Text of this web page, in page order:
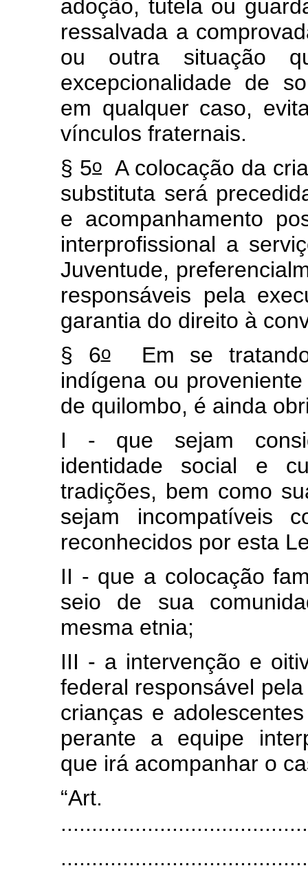
adoção, tutela ou
ressalvada a
ou outra situação
excepcionalidade de
em qualquer caso,
vínculos fraternais.
§ 5oA colocação da
substituta será
e acompanhamento
interprofissional a
Juventude,
responsáveis pela
garantia do direito à
§ 6oEm se tratando
indígena ou
de quilombo, é ainda
I - que sejam
identidade social e
tradições, bem como
sejam incompatíveis
reconhecidos por esta
II - que a colocação
seio de sua
mesma etnia;
III - a intervenção e
federal responsável
crianças e
perante a equipe
que irá acompanhar o